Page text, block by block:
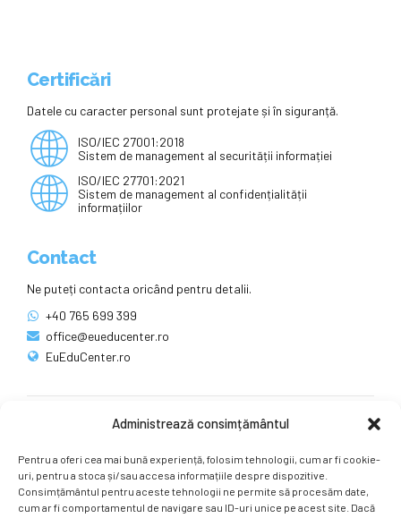
Administrează consimțământul
Pentru a oferi cea mai bună experiență, folosim tehnologii, cum ar fi cookie-
uri, pentru a stoca și/sau accesa informațiile despre dispozitive.
Consimțământul pentru aceste tehnologii ne permite să procesăm date,
cum ar fi comportamentul de navigare sau ID-uri unice pe acest site. Dacă
Certificări
Datele cu caracter personal sunt protejate și în siguranță.
ISO/IEC 27001:2018
Sistem de management al securității informației
ISO/IEC 27701:2021
Sistem de management al confidențialității
informațiilor
Contact
Ne puteți contacta oricând pentru detalii.
+40 765 699 399
office@eueducenter.ro
EuEduCenter.ro
Ne puteți găsi și pe rețelele sociale.